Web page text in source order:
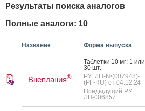
Результаты поиска аналогов
Полные аналоги: 10
Название Форма выпуска
Внеплания®
Таб­летки 10 мг: 1 или
30 шт.
РУ: ЛП-№(007948)-
(РГ-RU) от 04.12.24
Предыдущий РУ:
ЛП-006857